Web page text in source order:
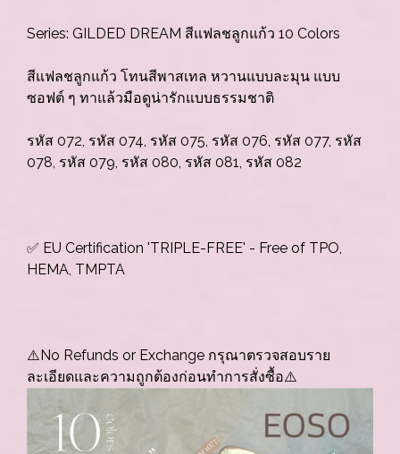
Series: GILDED DREAM สีแฟลชลูกแก้ว 10 Colors
สีแฟลชลูกแก้ว โทนสีพาสเทล หวานแบบละมุน แบบ
ซอฟต์ ๆ ทาแล้วมือดูน่ารักแบบธรรมชาติ
รหัส 072, รหัส 074, รหัส 075, รหัส 076, รหัส 077, รหัส
078, รหัส 079, รหัส 080, รหัส 081, รหัส 082
✅ EU Certification 'TRIPLE-FREE' - Free of TPO,
HEMA, TMPTA
⚠️No Refunds or Exchange กรุณาตรวจสอบราย
ละเอียดและความถูกต้องก่อนทำการสั่งซื้อ⚠️